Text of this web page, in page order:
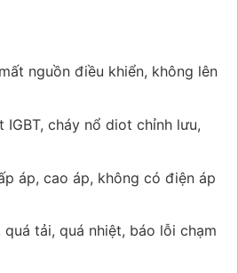
nguồn điều khiển, không lên
IGBT, cháy nổ diot chỉnh lưu,
áp, cao áp, không có điện áp
quá tải, quá nhiệt, báo lỗi chạm